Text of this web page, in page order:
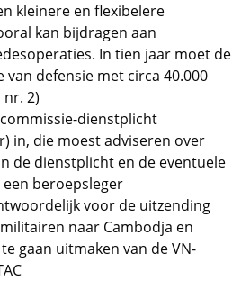
kleinere en flexibelere
kan bijdragen aan
In tien jaar moet de
defensie met circa 40.000
nr. 2)
dienstplicht
in, die moest adviseren over
de dienstplicht en de eventuele
beroepsleger
voor de uitzending
naar Cambodja en
gaan uitmaken van de VN-